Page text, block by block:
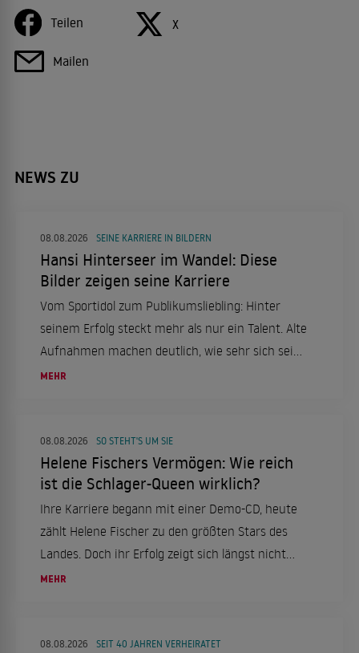
Teilen X
Mailen
NEWS ZU
08.08.2026 SEINE KARRIERE IN BILDERN
Hansi Hinterseer im Wandel: Diese
Bilder zeigen seine Karriere
Vom Sportidol zum Publikumsliebling: Hinter
seinem Erfolg steckt mehr als nur ein Talent. Alte
Aufnahmen machen deutlich, wie sehr sich sein
Weg verändert hat.
MEHR
08.08.2026 SO STEHT'S UM SIE
Helene Fischers Vermögen: Wie reich
ist die Schlager-Queen wirklich?
Ihre Karriere begann mit einer Demo-CD, heute
zählt Helene Fischer zu den größten Stars des
Landes. Doch ihr Erfolg zeigt sich längst nicht
nur auf der Bühne.
MEHR
08.08.2026 SEIT 40 JAHREN VERHEIRATET